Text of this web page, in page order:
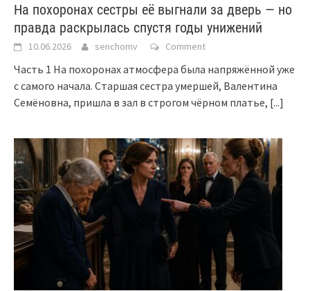
На похоронах сестры её выгнали за дверь — но
правда раскрылась спустя годы унижений
10.06.2026 senchomv Comment
Часть 1 На похоронах атмосфера была напряжённой уже
с самого начала. Старшая сестра умершей, Валентина
Семёновна, пришла в зал в строгом чёрном платье, [...]